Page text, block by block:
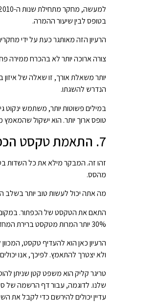
בטופס לבין שיעור ההמרה.
הרעיון הזה מאותגר כעת על ידי
צורה ארוכה יותר לא בהכרח ממירה
יותר משאלת אורך, זו שאלה של
הנדרש להשגתו.
במילים פשוטות יותר, משתמש ינקוט
טופס ארוך יותר. הוא ישקול
7. התאמת טקסט הכפתור
זהו זה. המבקר מילא את כל השדות
מהסס.
מה אתה יכול לעשות טוב יותר בשלב
התאם את הטקסט של הכפתור.
30% יותר המרות מטקסט ברירת המחדל.
הרעיון כאן הוא להעדיף טקסט,
ולא יצטרך להתאמץ. לפיכך, אנו
טריגר קליק הוא משפט קטן שניתן
שלנו. לדוגמה, עבור דף הרשמה של
עדיין יכולים להירשם כדי לקבל את